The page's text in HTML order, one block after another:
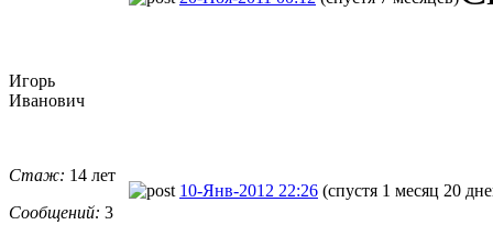
Игорь
Иванович
Стаж: 14 лет
Сообщений: 3
10-Янв-2012 22:26 (спустя 1 месяц 20